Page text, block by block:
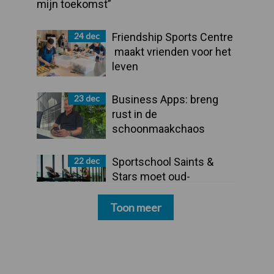
mijn toekomst”
24 dec
Friendship Sports Centre
maakt vrienden voor het
leven
23 dec
Business Apps: breng
rust in de
schoonmaakchaos
22 dec
Sportschool Saints &
Stars moet oud-
schoonmakers alsnog
betalen
Toon meer